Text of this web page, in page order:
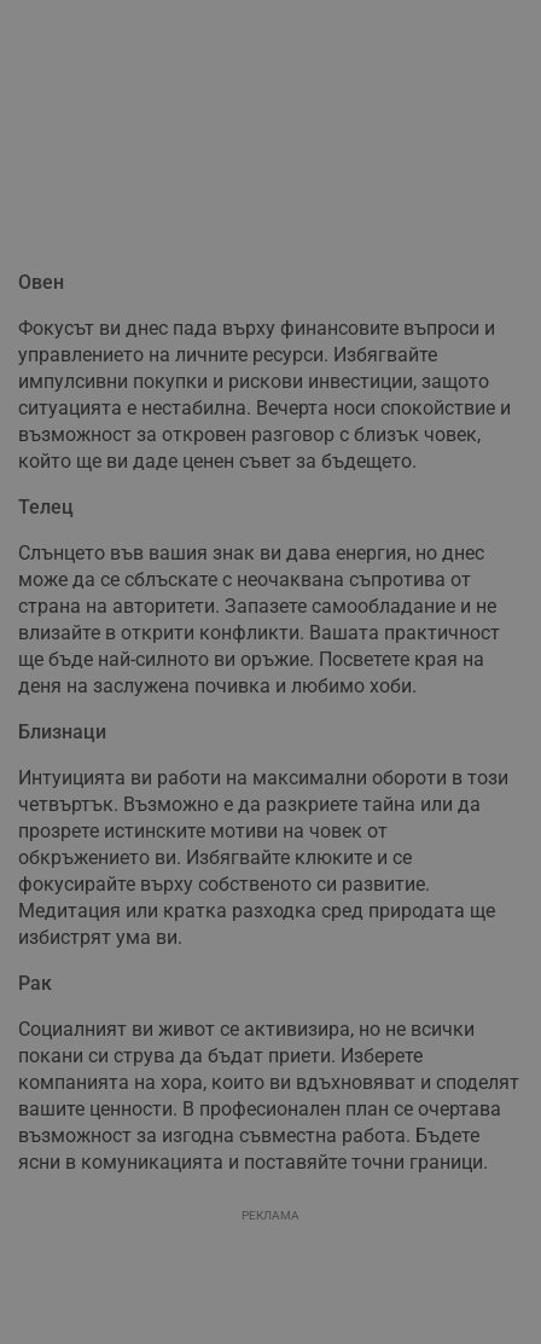
Овен
Фокусът ви днес пада върху финансовите въпроси и
управлението на личните ресурси. Избягвайте
импулсивни покупки и рискови инвестиции, защото
ситуацията е нестабилна. Вечерта носи спокойствие и
възможност за откровен разговор с близък човек,
който ще ви даде ценен съвет за бъдещето.
Телец
Слънцето във вашия знак ви дава енергия, но днес
може да се сблъскате с неочаквана съпротива от
страна на авторитети. Запазете самообладание и не
влизайте в открити конфликти. Вашата практичност
ще бъде най-силното ви оръжие. Посветете края на
деня на заслужена почивка и любимо хоби.
Близнаци
Интуицията ви работи на максимални обороти в този
четвъртък. Възможно е да разкриете тайна или да
прозрете истинските мотиви на човек от
обкръжението ви. Избягвайте клюките и се
фокусирайте върху собственото си развитие.
Медитация или кратка разходка сред природата ще
избистрят ума ви.
Рак
Социалният ви живот се активизира, но не всички
покани си струва да бъдат приети. Изберете
компанията на хора, които ви вдъхновяват и споделят
вашите ценности. В професионален план се очертава
възможност за изгодна съвместна работа. Бъдете
ясни в комуникацията и поставяйте точни граници.
РЕКЛАМА